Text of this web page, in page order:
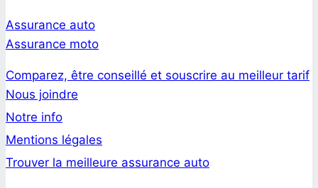
Assurance auto
Assurance moto
Comparez, être conseillé et souscrire au meilleur tarif
Nous joindre
Notre info
Mentions légales
Trouver la meilleure assurance auto